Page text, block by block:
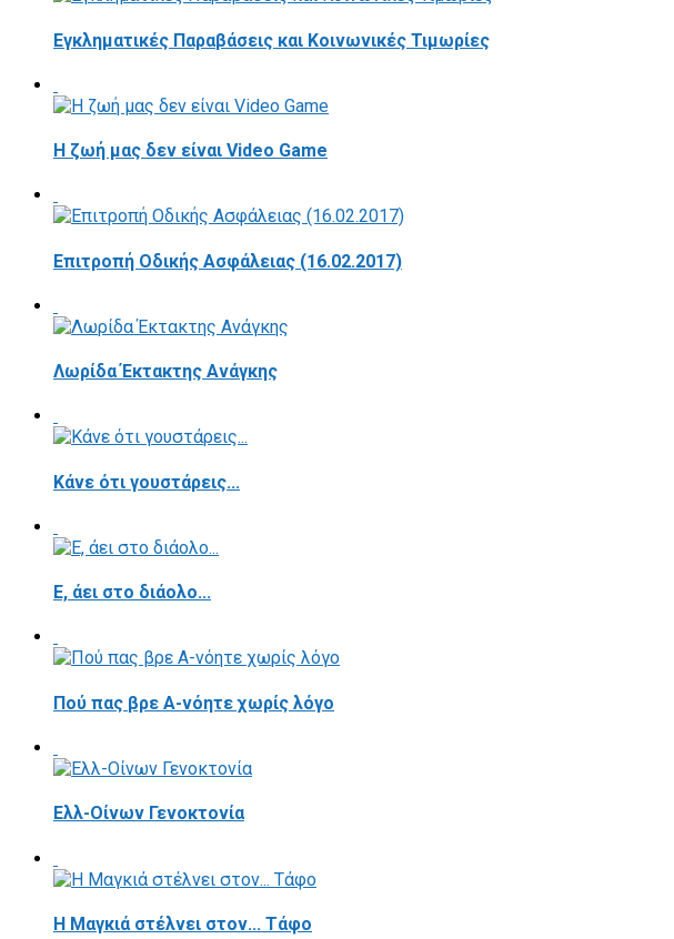
Εγκληματικές Παραβάσεις και Κοινωνικές Τιμωρίες
Η ζωή μας δεν είναι Video Game
Επιτροπή Οδικής Ασφάλειας (16.02.2017)
Λωρίδα Έκτακτης Ανάγκης
Κάνε ότι γουστάρεις...
E, άει στο διάολο...
Πού πας βρε Α-νόητε χωρίς λόγο
Ελλ-Οίνων Γενοκτονία
H Μαγκιά στέλνει στον... Τάφο